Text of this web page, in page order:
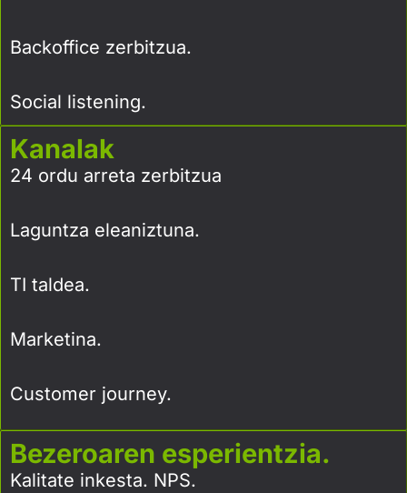
Backoffice zerbitzua.
Social listening.
Kanalak
24 ordu arreta zerbitzua
Laguntza eleaniztuna.
TI taldea.
Marketina.
Customer journey.
Bezeroaren esperientzia.
Kalitate inkesta. NPS.